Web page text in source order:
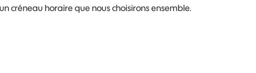
créneau horaire que nous choisirons ensemble.